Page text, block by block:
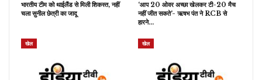
भारतीय टीम को थाईलैंड से मिली शिकस्त, नहीं
चला सुनील छेत्री का जादू
‘आप 20 ओवर अच्छा खेलकर टी-20 मैच
नहीं जीत सकते’- ऋषभ पंत ने RCB से
हारने…
खेल खेल